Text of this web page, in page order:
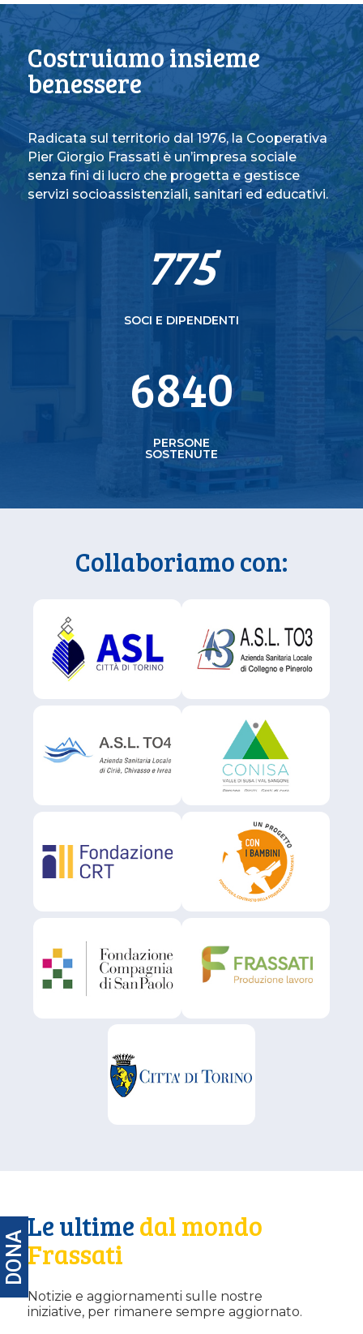
Persone con fragilità
Costruiamo insieme
benessere
Radicata sul territorio dal 1976, la Cooperativa
Pier Giorgio Frassati è un’impresa sociale
senza fini di lucro che progetta e gestisce
servizi socioassistenziali, sanitari ed educativi.
775
SOCI E DIPENDENTI
6840
Collaboriamo con:
Le ultimedal mondo
Frassati
DONA